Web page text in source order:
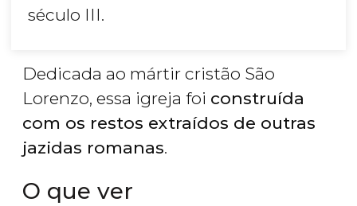
século III.
Dedicada ao mártir cristão São
Lorenzo, essa igreja foi construída
com os restos extraídos de outras
jazidas romanas.
O que ver